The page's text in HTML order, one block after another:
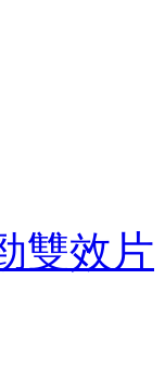
雙效片